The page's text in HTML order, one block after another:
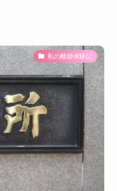
私の離婚体験記